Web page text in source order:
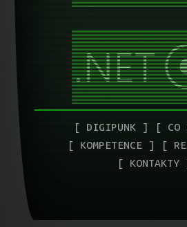
DIGIPUNK
CO
KOMPETENCE
KONTAKTY